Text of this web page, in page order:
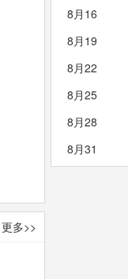
更多>>
8月16
8月19
8月22
8月25
8月28
8月31